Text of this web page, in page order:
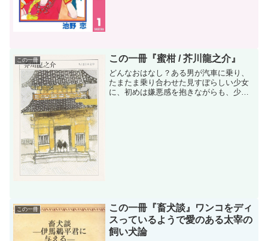
この一冊 この一冊『蜜柑 / 芥川龍之介』
どんなおはなし？ある男が汽車に乗り、
たまたま乗り合わせた見すぼらしい少女
に、初めは嫌悪感を抱きながらも、少女
この一冊
この一冊『畜犬談』ワンコをディ
スっているようで愛のある太宰の
飼い犬論